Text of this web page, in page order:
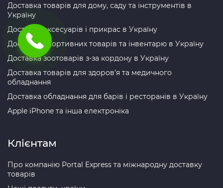
Доставка товарів для дому, саду та інструментів в
Україну
Доставка аксесуарів і прикрас в Україну
Доставка спортивних товарів та інвентарю в Україну
Доставка зоотоварів з-за кордону в Україну
Доставка товарів для здоров’я та медичного
обладнання
Доставка обладнання для барів і ресторанів в Україну
Apple iPhone та інша електроніка
Клієнтам
Про компанію Portal Express та міжнародну доставку
товарів